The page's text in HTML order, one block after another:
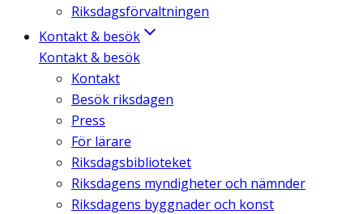
Riksdagsförvaltningen
Kontakt & besök
Kontakt & besök
Kontakt
Besök riksdagen
Press
För lärare
Riksdagsbiblioteket
Riksdagens myndigheter och nämnder
Riksdagens byggnader och konst